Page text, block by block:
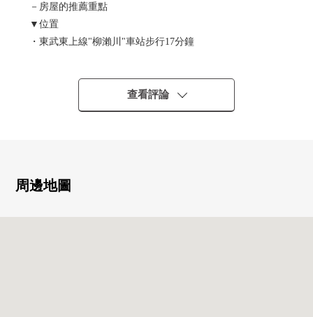
－房屋的推薦重點
▼位置
・東武東上線"柳瀨川"車站步行17分鐘
・安全也在防盜門在的Mansion放心
▼房間的特徴
查看評論
周邊地圖